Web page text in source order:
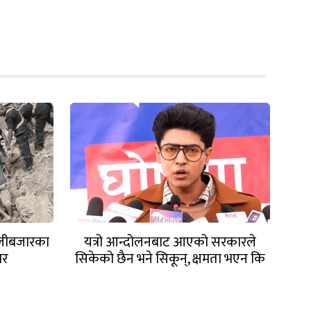
यत्रो आन्दोलनबाट आएको सरकारले
सिकेको छैन भने सिकून्, क्षमता भएन कि